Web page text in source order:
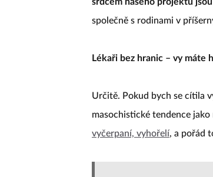
společně s rodinami v
Lékaři bez hranic – vy máte
Určitě. Pokud bych se cítila
masochistické tendence
vyčerpaní, vyhořelí, a pořád